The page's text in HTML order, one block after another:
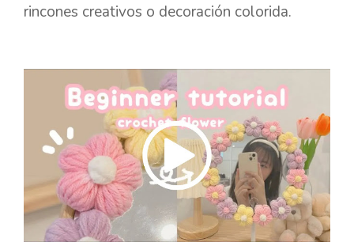
rincones creativos o decoración colorida.